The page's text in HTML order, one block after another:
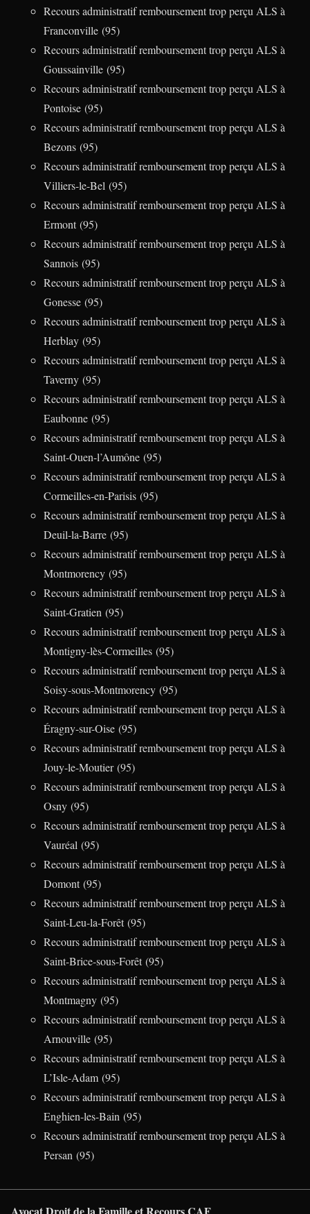
Recours administratif remboursement trop perçu ALS à
Franconville (95)
Recours administratif remboursement trop perçu ALS à
Goussainville (95)
Recours administratif remboursement trop perçu ALS à
Pontoise (95)
Recours administratif remboursement trop perçu ALS à
Bezons (95)
Recours administratif remboursement trop perçu ALS à
Villiers-le-Bel (95)
Recours administratif remboursement trop perçu ALS à
Ermont (95)
Recours administratif remboursement trop perçu ALS à
Sannois (95)
Recours administratif remboursement trop perçu ALS à
Gonesse (95)
Recours administratif remboursement trop perçu ALS à
Herblay (95)
Recours administratif remboursement trop perçu ALS à
Taverny (95)
Recours administratif remboursement trop perçu ALS à
Eaubonne (95)
Recours administratif remboursement trop perçu ALS à
Saint-Ouen-l’Aumône (95)
Recours administratif remboursement trop perçu ALS à
Cormeilles-en-Parisis (95)
Recours administratif remboursement trop perçu ALS à
Deuil-la-Barre (95)
Recours administratif remboursement trop perçu ALS à
Montmorency (95)
Recours administratif remboursement trop perçu ALS à
Saint-Gratien (95)
Recours administratif remboursement trop perçu ALS à
Montigny-lès-Cormeilles (95)
Recours administratif remboursement trop perçu ALS à
Soisy-sous-Montmorency (95)
Recours administratif remboursement trop perçu ALS à
Éragny-sur-Oise (95)
Recours administratif remboursement trop perçu ALS à
Jouy-le-Moutier (95)
Recours administratif remboursement trop perçu ALS à
Osny (95)
Recours administratif remboursement trop perçu ALS à
Vauréal (95)
Recours administratif remboursement trop perçu ALS à
Domont (95)
Recours administratif remboursement trop perçu ALS à
Saint-Leu-la-Forêt (95)
Recours administratif remboursement trop perçu ALS à
Saint-Brice-sous-Forêt (95)
Recours administratif remboursement trop perçu ALS à
Montmagny (95)
Recours administratif remboursement trop perçu ALS à
Arnouville (95)
Recours administratif remboursement trop perçu ALS à
L’Isle-Adam (95)
Recours administratif remboursement trop perçu ALS à
Enghien-les-Bain (95)
Recours administratif remboursement trop perçu ALS à
Persan (95)